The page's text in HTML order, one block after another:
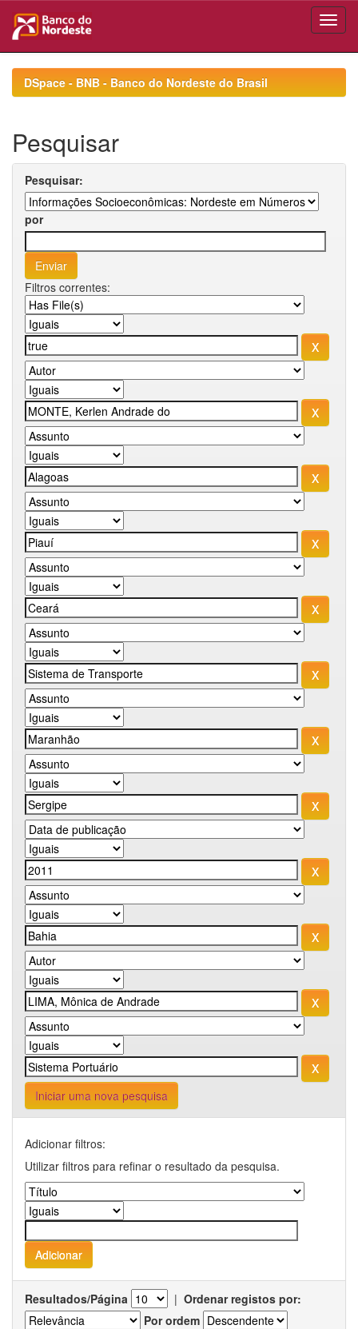
navigationDSpace - BNB - Banco do Nordeste do Brasil
Pesquisar
Pesquisar:
por
Filtros correntes:
Iniciar uma nova pesquisa
Adicionar filtros:
Utilizar filtros para refinar o resultado da pesquisa.
Resultados/Página | Ordenar registos por:
Por ordem